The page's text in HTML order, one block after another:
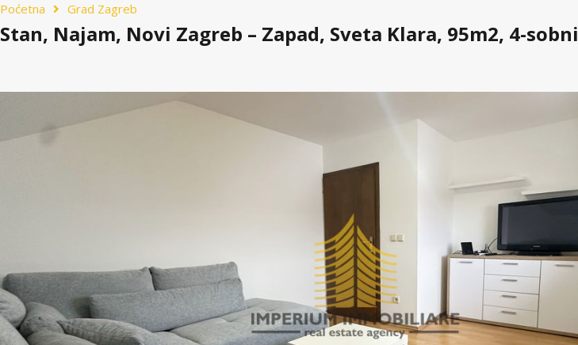
Poćetna Grad Zagreb
Stan, Najam, Novi Zagreb – Zapad, Sveta Klara, 95m2, 4-sobni